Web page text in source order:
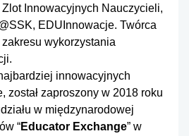
Innowacyjnych Nauczycieli,
EDUInnowacje. Twórca
wykorzystania
innowacyjnych
został zaproszony w 2018 roku
w międzynarodowej
“Educator Exchange” w